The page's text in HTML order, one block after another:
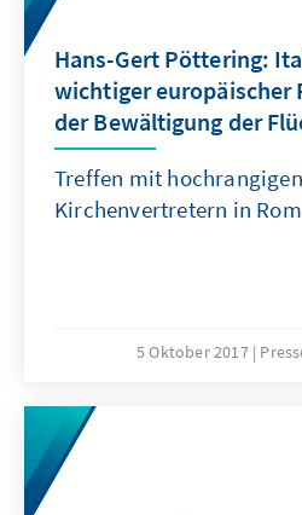
Hans-Gert Pöttering:
wichtiger europäischer
der Bewältigung der
Treffen mit
Kirchenvertretern in Rom
5 Oktober 2017